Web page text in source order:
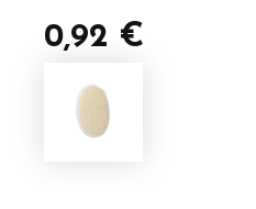
0,92 €
Esponja
Exfoliante